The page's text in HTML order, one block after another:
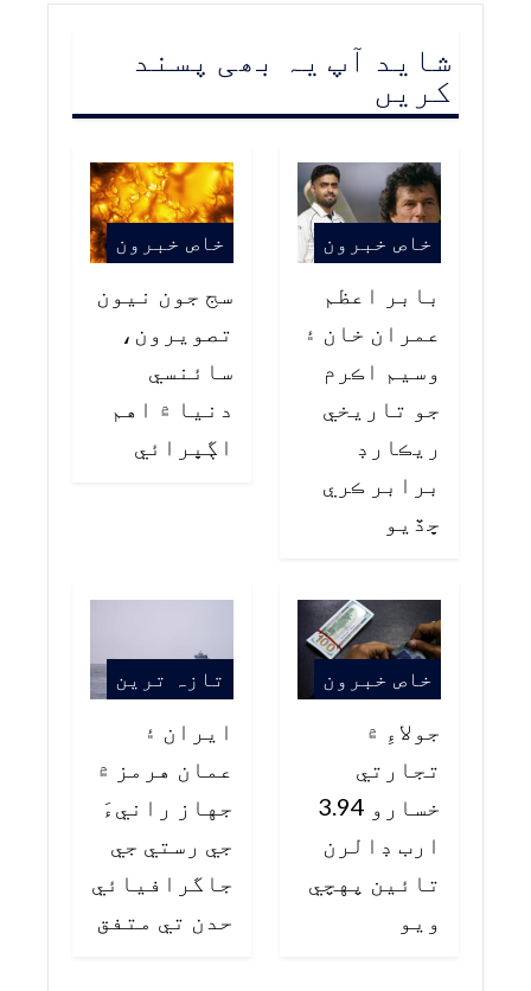
شاید آپ یہ بھی پسند
کریں
خاص خبرون
بابر اعظم
عمران خان ۽
وسيم اڪرم
جو تاريخي
ريڪارڊ
برابر ڪري
ڇڏيو
خاص خبرون
سج جون نيون
تصويرون،
سائنسي
دنيا ۾ اهم
اڳڀرائي
خاص خبرون
جولاءِ ۾
تجارتي
خسارو 3.94
ارب ڊالرن
تائين پهچي
ويو
تازہ ترین
ايران ۽
عمان هرمز ۾
جهاز رانيءَ
جي رستي جي
جاگرافيائي
حدن تي متفق